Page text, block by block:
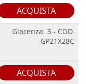
ACQUISTA
Giacenza: 3 - COD.
GP21X28C
ACQUISTA